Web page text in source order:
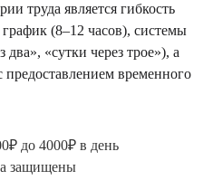
труда является гибкость
(8–12 часов), системы
«сутки через трое»), а
предоставлением временного
до 4000₽ в день
защищены